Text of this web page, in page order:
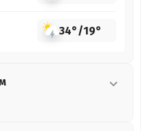
34°/19°